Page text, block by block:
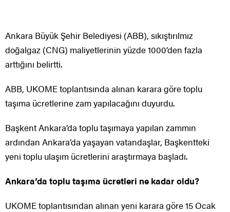
Ankara Büyük Şehir Belediyesi (ABB), sıkıştırılmız
doğalgaz (CNG) maliyetlerinin yüzde 1000’den fazla
arttığını belirtti.
ABB, UKOME toplantısında alınan karara göre toplu
taşıma ücretlerine zam yapılacağını duyurdu.
Başkent Ankara’da toplu taşımaya yapılan zammın
ardından Ankara’da yaşayan vatandaşlar, Başkentteki
yeni toplu ulaşım ücretlerini araştırmaya başladı.
Ankara’da toplu taşıma ücretleri ne kadar oldu?
UKOME toplantısından alınan yeni karara göre 15 Ocak